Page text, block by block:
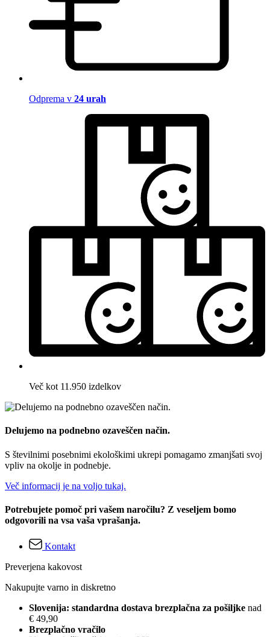
Odprema v 24 urah
Več kot 11.950 izdelkov
Delujemo na podnebno ozaveščen način.
S številnimi posebnimi ekološkimi ukrepi pomagamo zmanjšati svoj
vpliv na okolje in podnebje.
Več informacij je na voljo tukaj.
Potrebujete pomoč pri vašem naročilu? Z veseljem bomo
odgovorili na vsa vaša vprašanja.
Kontakt
Preverjena kakovost
Nakupujte varno in diskretno
Slovenija: standardna dostava brezplačna za pošiljke nad
€ 49,90
Brezplačno vračilo